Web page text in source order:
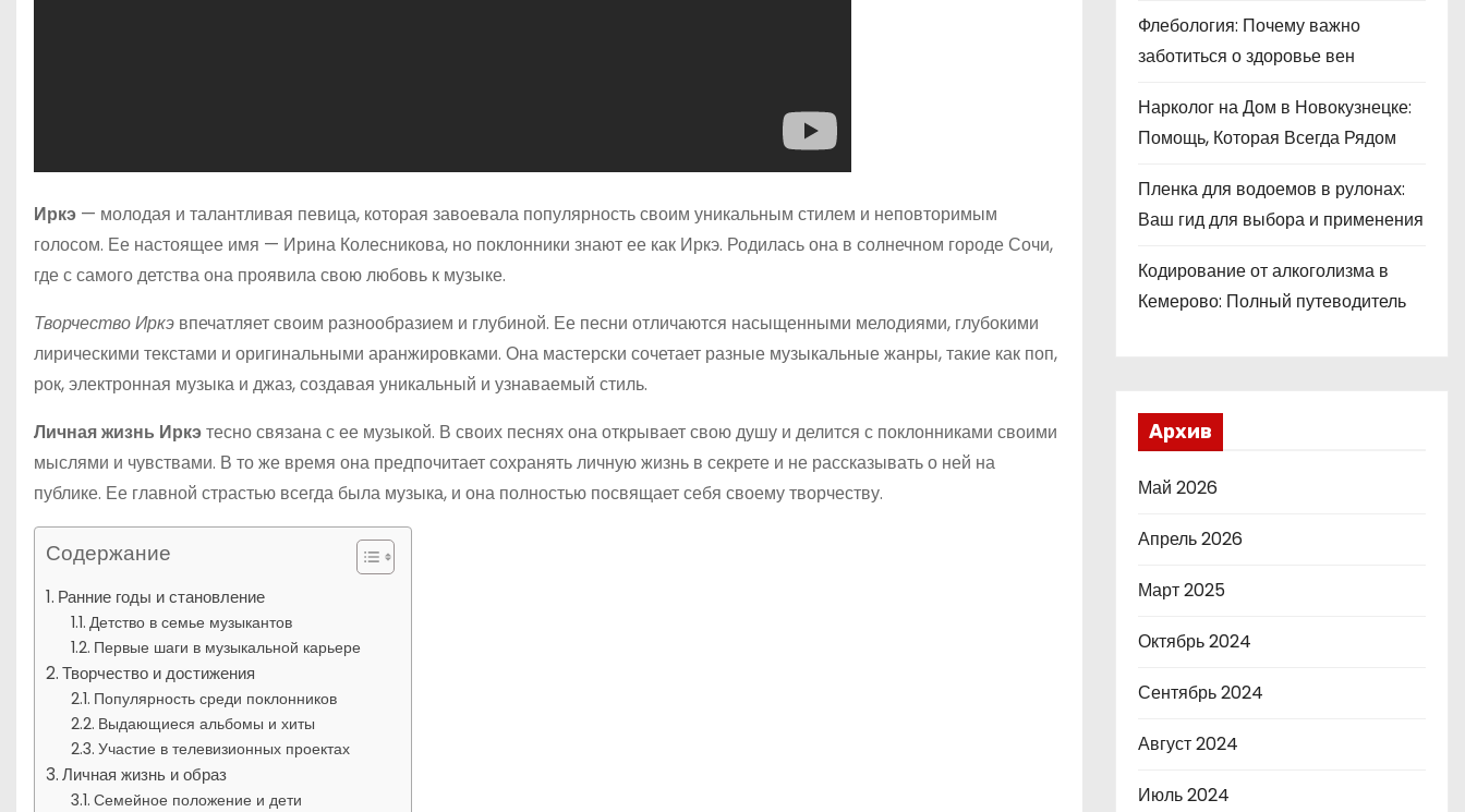
Иркэ — молодая и талантливая певица, которая завоевала популярность своим уникальным стилем и неповторимым
голосом. Ее настоящее имя — Ирина Колесникова, но поклонники знают ее как Иркэ. Родилась она в солнечном городе Сочи,
где с самого детства она проявила свою любовь к музыке.
Творчество Иркэ впечатляет своим разнообразием и глубиной. Ее песни отличаются насыщенными мелодиями, глубокими
лирическими текстами и оригинальными аранжировками. Она мастерски сочетает разные музыкальные жанры, такие как поп,
рок, электронная музыка и джаз, создавая уникальный и узнаваемый стиль.
Личная жизнь Иркэтесно связана с ее музыкой. В своих песнях она открывает свою душу и делится с поклонниками своими
мыслями и чувствами. В то же время она предпочитает сохранять личную жизнь в секрете и не рассказывать о ней на
публике. Ее главной страстью всегда была музыка, и она полностью посвящает себя своему творчеству.
Содержание
Ранние годы и становление
Детство в семье музыкантов
Первые шаги в музыкальной карьере
Творчество и достижения
Популярность среди поклонников
Выдающиеся альбомы и хиты
Участие в телевизионных проектах
Личная жизнь и образ
Семейное положение и дети
Флебология: Почему важно
заботиться о здоровье вен
Нарколог на Дом в Новокузнецке:
Помощь, Которая Всегда Рядом
Пленка для водоемов в рулонах:
Ваш гид для выбора и применения
Кодирование от алкоголизма в
Кемерово: Полный путеводитель
Архив
Май 2026
Апрель 2026
Март 2025
Октябрь 2024
Сентябрь 2024
Август 2024
Июль 2024